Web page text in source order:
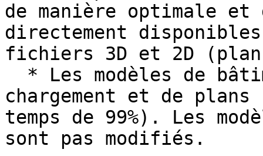
de manière optimale
directement
fichiers 3D et 2D
chargement et de
temps de 99%). Les
sont pas modifiés.